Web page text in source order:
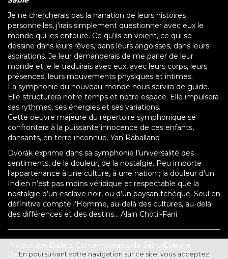
Je ne chercherais pas la narration de leurs histoires
personnelles, j’irais simplement questionner avec eux le
monde qui les entoure. Ce qu’ils en voient, ce qui se
dessine dans leurs rêves, dans leurs angoisses, dans leurs
aspirations. Je leur demanderais de me parler de leur
monde et je le traduirais avec eux, avec leurs corps, leurs
présences, leurs mouvements physiques et intimes.
La symphonie du nouveau monde nous servira de guide.
Elle structurera notre temps et notre espace. Elle impulsera
ses rythmes, ses énergies et ses variations.
Cette oeuvre majeure du répertoire symphonique se
confrontera à la puissante innocence de ces enfants,
dansants, en terre inconnue. Yan Raballand
Dvorák exprime dans sa symphonie l’universalité des
sentiments, de la douleur, de la nostalgie. Peu importe
l’appartenance à une culture, à une nation ; la douleur d’un
Indien n’est pas moins véridique et respectable que la
nostalgie d’un esclave noir, ou d’un paysan tchèque. Seul en
définitive compte l’Homme, au-delà des cultures, au-delà
des différences et des destins... Alain Chotil-Fani
Production Ballets Contemporains de Saint-Etienne
Résidence de création à l’Opéra Théâtre de Saint-Etienne
En poursuivant votre navigation sur ce site, vous acceptez